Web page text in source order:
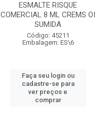
ESMALTE RISQUE
COMERCIAL 8 ML CREMS OI
SUMIDA
Código: 45211
Embalagem: ES\6
Faça seu login ou
cadastre-se para
ver preços e
comprar